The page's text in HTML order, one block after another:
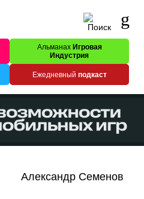
Альманах Игровая
Индустрия
Ежедневный подкаст
Александр Семенов